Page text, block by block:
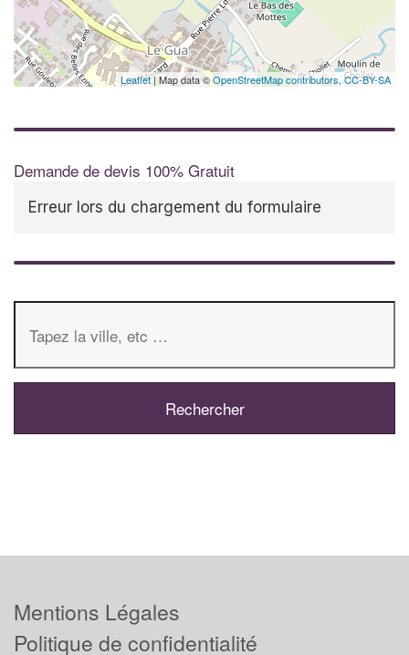
Leaflet| Map data ©OpenStreetMap contributors, CC-BY-SA
Demande de devis 100% Gratuit
Erreur lors du chargement du formulaire
Mentions Légales
Politique de confidentialité